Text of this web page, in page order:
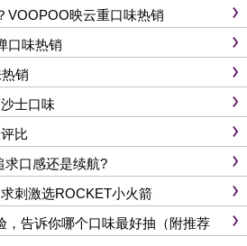
VOOPOO映云重口味热销
口味热销
销
士口味
比
求口感还是续航?
刺激选ROCKET小火箭
，告诉你哪个口味最好抽（附推荐